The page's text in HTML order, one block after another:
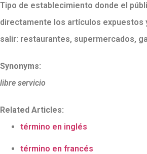
Tipo de establecimiento donde el
directamente los artículos expuestos
salir: restaurantes, supermercados,
Synonyms:
libre servicio
Related Articles:
término en inglés
término en francés